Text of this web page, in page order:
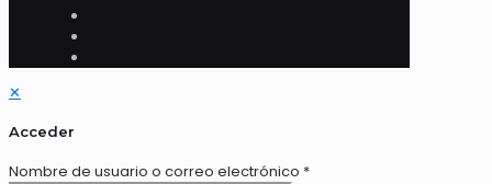
✕
Acceder
Nombre de usuario o correo electrónico *